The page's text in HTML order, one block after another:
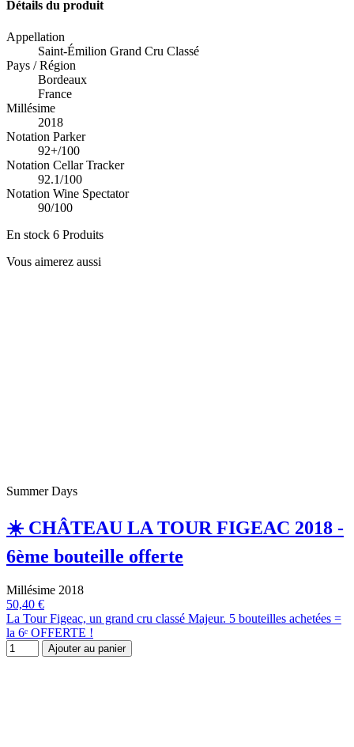
Détails du produit
Appellation
Saint-Émilion Grand Cru Classé
Pays / Région
Bordeaux
France
Millésime
2018
Notation Parker
92+/100
Notation Cellar Tracker
92.1/100
Notation Wine Spectator
90/100
En stock 6 Produits
Vous aimerez aussi
Summer Days
☀️ CHÂTEAU LA TOUR FIGEAC 2018 -
6ème bouteille offerte
Millésime 2018
50,40 €
La Tour Figeac, un grand cru classé Majeur. 5 bouteilles achetées =
la 6ᵉ OFFERTE !
Ajouter au panier